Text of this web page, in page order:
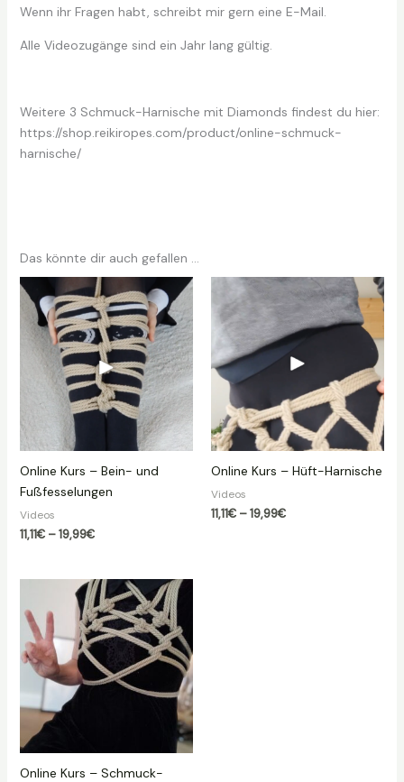
Wenn ihr Fragen habt, schreibt mir gern eine E-Mail.
Alle Videozugänge sind ein Jahr lang gültig.
Weitere 3 Schmuck-Harnische mit Diamonds findest du hier:
https://shop.reikiropes.com/product/online-schmuck-
harnische/
Das könnte dir auch gefallen …
Online Kurs – Bein- und
Fußfesselungen
Videos
11,11€ –19,99€Preisspanne:
19,99€
Online Kurs – Hüft-Harnische
Videos
11,11€ –19,99€Preisspanne:
Online Kurs – Schmuck-